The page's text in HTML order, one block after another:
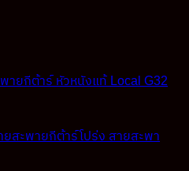
ายกีต้าร์ หัวหนังแท้ Local G32